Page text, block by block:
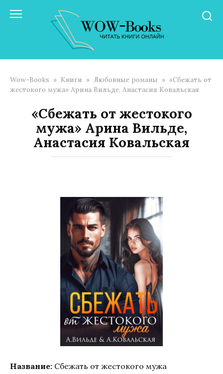
Wow-Books » Книги » Любовные романы » «Сбежать от
жестокого мужа» Арина Вильде, Анастасия Ковальская
«Сбежать от жестокого
мужа» Арина Вильде,
Анастасия Ковальская
Название: Сбежать от жестокого мужа